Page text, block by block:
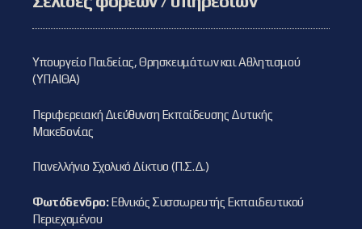
Υπουργείο Παιδείας, Θρησκευμάτων και Αθλητισμού
(ΥΠΑΙΘΑ)
Περιφερειακή Διεύθυνση Εκπαίδευσης Δυτικής
Μακεδονίας
Πανελλήνιο Σχολικό Δίκτυο (Π.Σ.Δ.)
Φωτόδενδρο:Εθνικός Συσσωρευτής Εκπαιδευτικού
Περιεχομένου